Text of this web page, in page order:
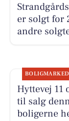
er solgt for
andre
BOLIGMARKED
Hyttevej 11
til salg
boligerne